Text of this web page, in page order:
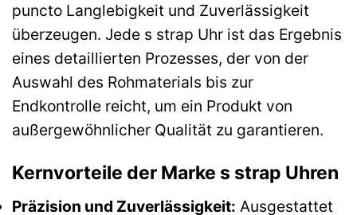
puncto Langlebigkeit und Zuverlässigkeit
überzeugen. Jede s strap Uhr ist das Ergebnis
eines detaillierten Prozesses, der von der
Auswahl des Rohmaterials bis zur
Endkontrolle reicht, um ein Produkt von
außergewöhnlicher Qualität zu garantieren.
Kernvorteile der Marke s strap Uhren
Präzision und Zuverlässigkeit: Ausgestattet